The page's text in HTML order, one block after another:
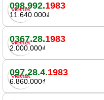
098.992.1983
11.640.000₫
0367.28.1983
2.000.000₫
097.28.4.1983
6.860.000₫